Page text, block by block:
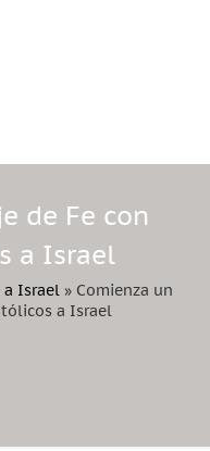
de Fe con
a Israel
a Israel» Comienza un
a Israel